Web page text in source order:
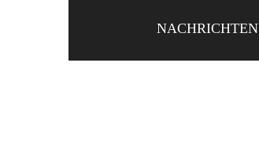
NACHRICHTEN